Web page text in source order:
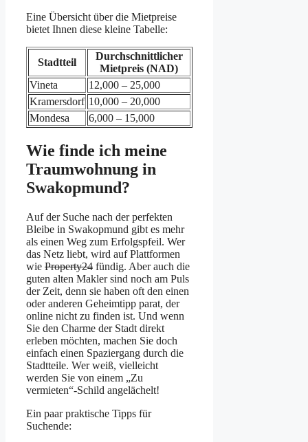
Eine Übersicht über die Mietpreise
bietet Ihnen diese kleine Tabelle:
Stadtteil
Durchschnittlicher
Mietpreis (NAD)
Vineta
12,000 – 25,000
Kramersdorf 10,000 – 20,000
Mondesa
6,000 – 15,000
Wie finde ich meine
Traumwohnung in
Swakopmund?
Auf der Suche nach der perfekten
Bleibe in Swakopmund gibt es mehr
als einen Weg zum Erfolgspfeil. Wer
das Netz liebt, wird auf Plattformen
wie Property24 fündig. Aber auch die
guten alten Makler sind noch am Puls
der Zeit, denn sie haben oft den einen
oder anderen Geheimtipp parat, der
online nicht zu finden ist. Und wenn
Sie den Charme der Stadt direkt
erleben möchten, machen Sie doch
einfach einen Spaziergang durch die
Stadtteile. Wer weiß, vielleicht
werden Sie von einem „Zu
vermieten“-Schild angelächelt!
Ein paar praktische Tipps für
Suchende: